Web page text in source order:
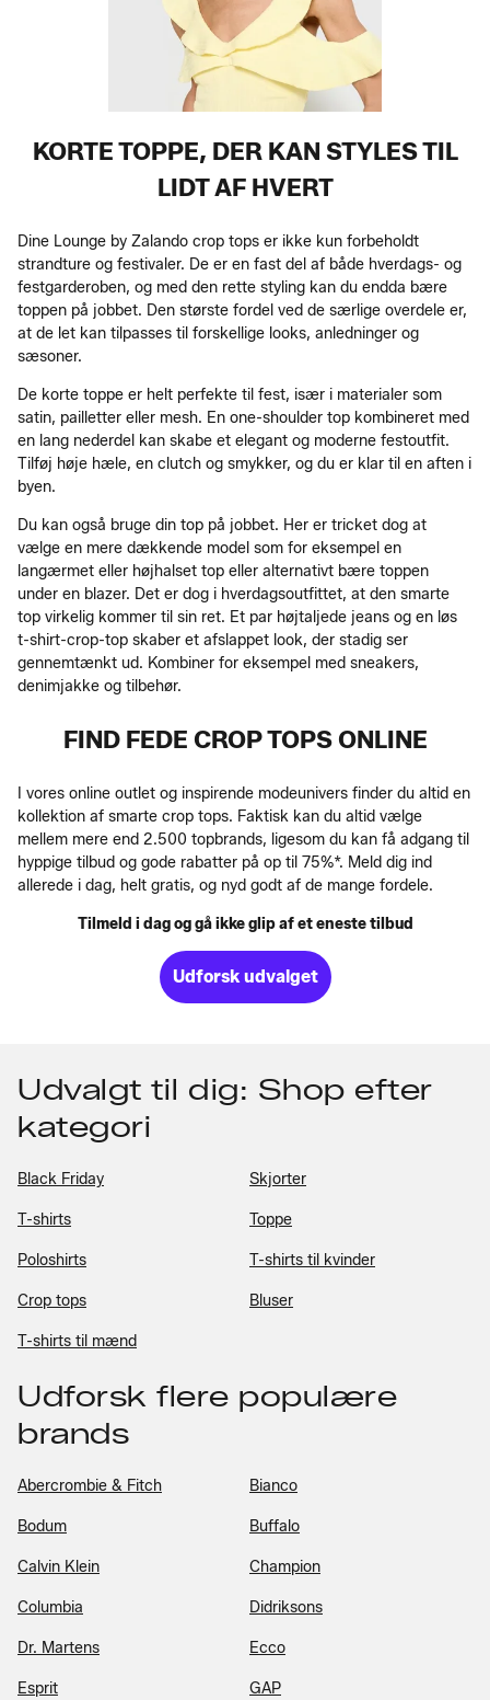
KORTE TOPPE, DER KAN STYLES TIL
LIDT AF HVERT
Dine Lounge by Zalando crop tops er ikke kun forbeholdt
strandture og festivaler. De er en fast del af både hverdags- og
festgarderoben, og med den rette styling kan du endda bære
toppen på jobbet. Den største fordel ved de særlige overdele er,
at de let kan tilpasses til forskellige looks, anledninger og
sæsoner.
De korte toppe er helt perfekte til fest, især i materialer som
satin, pailletter eller mesh. En one-shoulder top kombineret med
en lang nederdel kan skabe et elegant og moderne festoutfit.
Tilføj høje hæle, en clutch og smykker, og du er klar til en aften i
byen.
Du kan også bruge din top på jobbet. Her er tricket dog at
vælge en mere dækkende model som for eksempel en
langærmet eller højhalset top eller alternativt bære toppen
under en blazer. Det er dog i hverdagsoutfittet, at den smarte
top virkelig kommer til sin ret. Et par højtaljede jeans og en løs
t-shirt-crop-top skaber et afslappet look, der stadig ser
gennemtænkt ud. Kombiner for eksempel med sneakers,
denimjakke og tilbehør.
FIND FEDE CROP TOPS ONLINE
I vores online outlet og inspirende modeunivers finder du altid en
kollektion af smarte crop tops. Faktisk kan du altid vælge
mellem mere end 2.500 topbrands, ligesom du kan få adgang til
hyppige tilbud og gode rabatter på op til 75%*. Meld dig ind
allerede i dag, helt gratis, og nyd godt af de mange fordele.
Tilmeld i dag og gå ikke glip af et eneste tilbud
Udforsk udvalget
Udvalgt til dig: Shop efter
kategori
Black Friday Skjorter
T-shirts Toppe
Poloshirts T-shirts til kvinder
Crop tops Bluser
T-shirts til mænd
Udforsk flere populære
brands
Abercrombie & Fitch Bianco
Bodum Buffalo
Calvin Klein Champion
Columbia Didriksons
Dr. Martens Ecco
Esprit GAP